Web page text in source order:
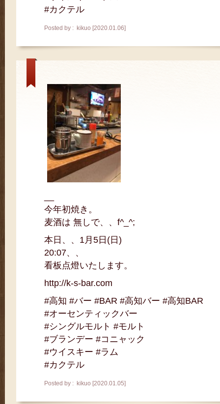
#カクテル
Posted by : kikuo [2020.01.06]
今年初焼き。
麦酒は 無しで、、f^_^;
本日、、1月5日(日)
20:07、、
看板点燈いたします。
http://k-s-bar.com
#高知 #バー #BAR #高知バー #高知BAR
#オーセンティックバー
#シングルモルト #モルト
#ブランデー #コニャック
#ウイスキー #ラム
#カクテル
Posted by : kikuo [2020.01.05]